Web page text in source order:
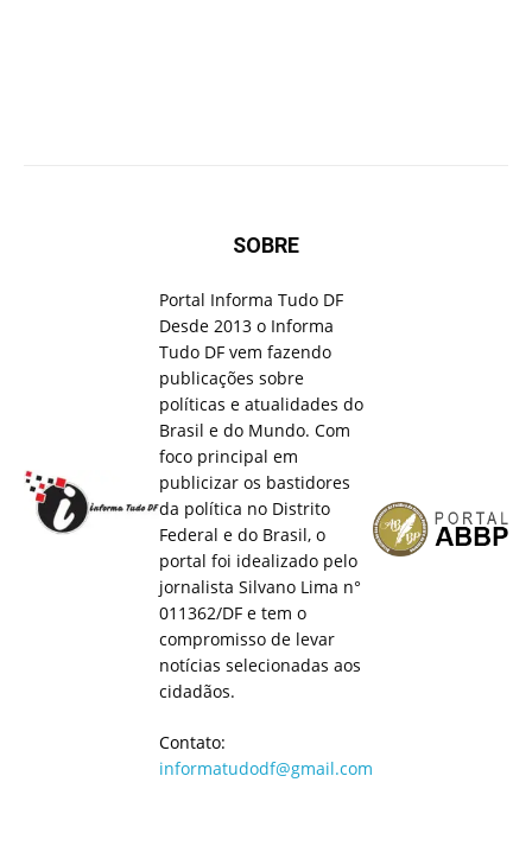
SOBRE
Portal Informa Tudo DF
Desde 2013 o Informa
Tudo DF vem fazendo
publicações sobre
políticas e atualidades do
Brasil e do Mundo. Com
foco principal em
publicizar os bastidores
da política no Distrito
Federal e do Brasil, o
portal foi idealizado pelo
jornalista Silvano Lima n°
011362/DF e tem o
compromisso de levar
notícias selecionadas aos
cidadãos.
Contato:
informatudodf@gmail.com